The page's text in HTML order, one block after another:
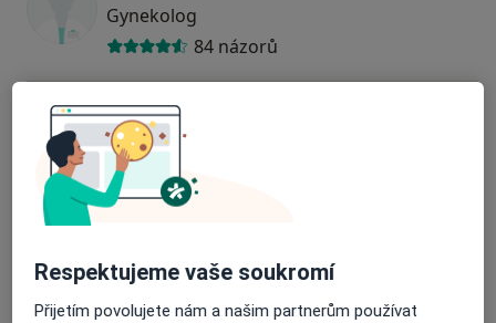
Gynekolog
84 názorů
MUDr. Tomáš Duda
Gynekolog
14 názorů
Gynekolog
1 názor
Respektujeme vaše soukromí
Přijetím povolujete nám a našim partnerům používat